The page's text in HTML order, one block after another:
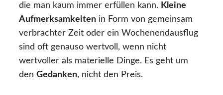
die man kaum immer erfüllen kann. Kleine
Aufmerksamkeiten in Form von gemeinsam
verbrachter Zeit oder ein Wochenendausflug
sind oft genauso wertvoll, wenn nicht
wertvoller als materielle Dinge. Es geht um
den Gedanken, nicht den Preis.